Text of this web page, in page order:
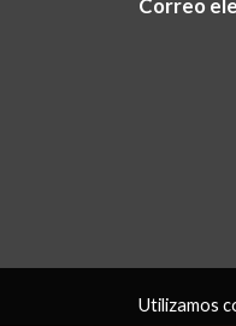
Correo
Utilizamos